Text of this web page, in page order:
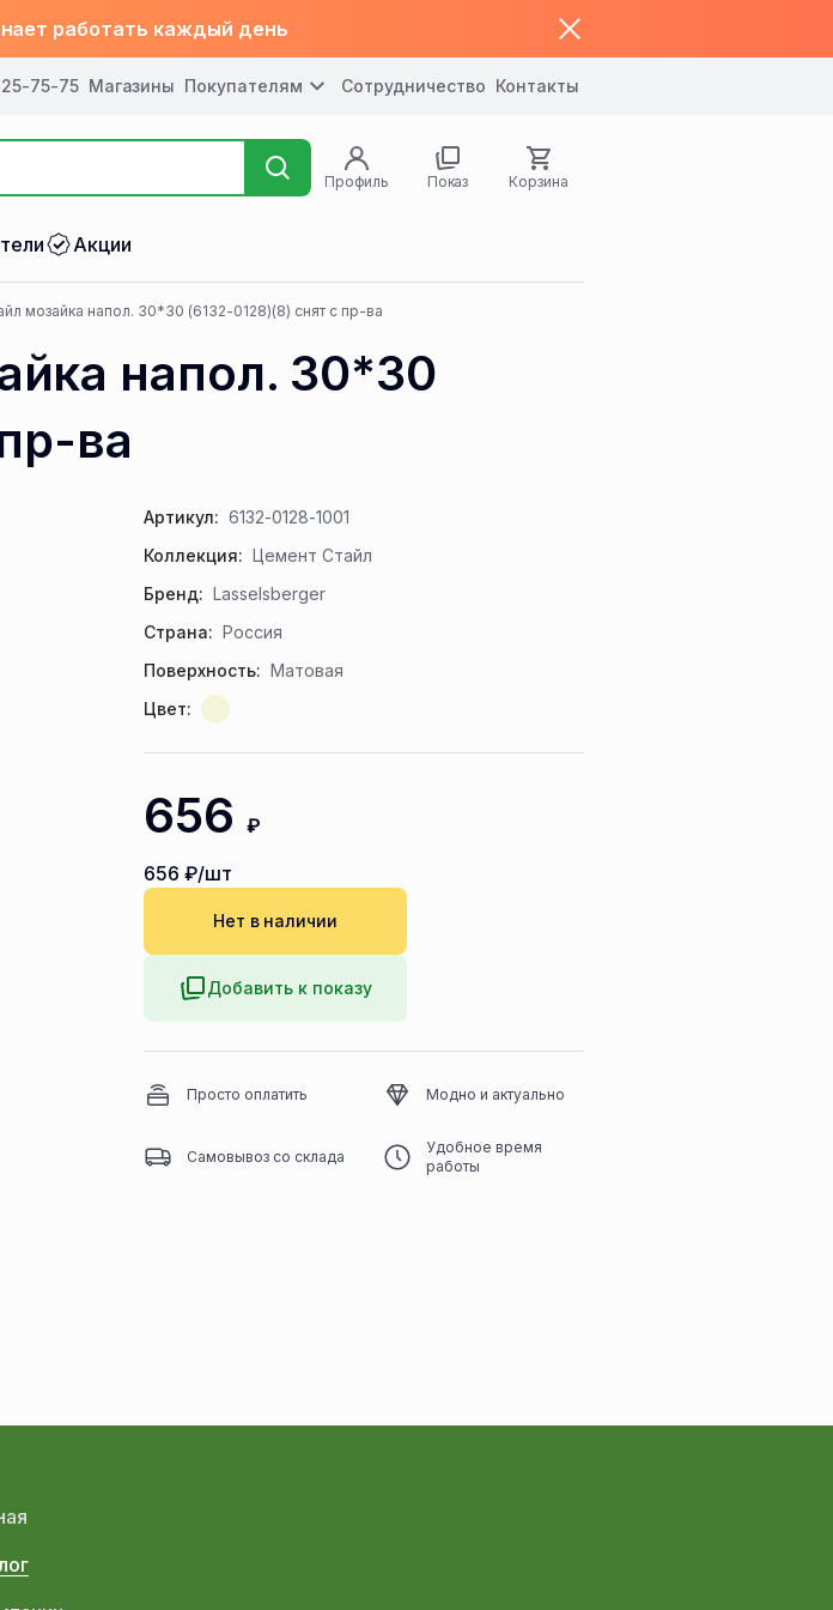
работать каждый день
75-75 Магазины Покупателям Сотрудничество Контакты
Профиль Показ Корзина
Акции
мозайка напол. 30*30 (6132-0128)(8) снят с пр-ва
напол. 30*30
ва
Артикул: 6132-0128-1001
Коллекция: Цемент Стайл
Бренд: Lasselsberger
Страна: Россия
Поверхность: Матовая
Цвет:
656 ₽
656 ₽/шт
Нет в наличии
Добавить к показу
Просто оплатить Модно и актуально
Самовывоз со склада
Удобное время
работы